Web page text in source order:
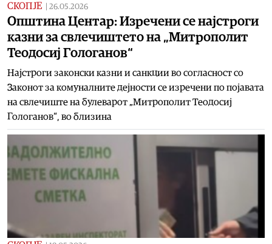
СКОПЈЕ 26.05.2026
Општина Центар: Изречени се најстроги
казни за свлечиштето на „Митрополит
Теодосиј Гологанов“
Најстроги законски казни и санкции во согласност со
Законот за комуналните дејности се изречени по појавата
на свлечиште на булеварот „Митрополит Теодосиј
Гологанов“, во близина